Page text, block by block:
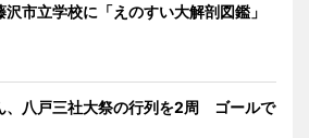
市立学校に「えのすい大解剖図鑑」
、八戸三社大祭の行列を2周 ゴールで